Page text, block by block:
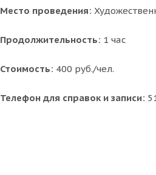
Место проведения:
Продолжительность: 1 час
Стоимость: 400 руб./чел.
Телефон для справок и записи: